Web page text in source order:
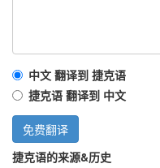
中文 翻译到 捷克语
捷克语 翻译到 中文
免费翻译
捷克语的来源&历史